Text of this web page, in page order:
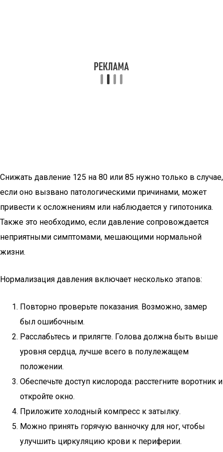
Снижать давление 125 на 80 или 85 нужно только в случае,
если оно вызвано патологическими причинами, может
привести к осложнениям или наблюдается у гипотоника.
Также это необходимо, если давление сопровождается
неприятными симптомами, мешающими нормальной
жизни.
Нормализация давления включает несколько этапов:
Повторно проверьте показания. Возможно, замер
был ошибочным.
Расслабьтесь и прилягте. Голова должна быть выше
уровня сердца, лучше всего в полулежащем
положении.
Обеспечьте доступ кислорода: расстегните воротник и
откройте окно.
Приложите холодный компресс к затылку.
Можно принять горячую ванночку для ног, чтобы
улучшить циркуляцию крови к периферии.